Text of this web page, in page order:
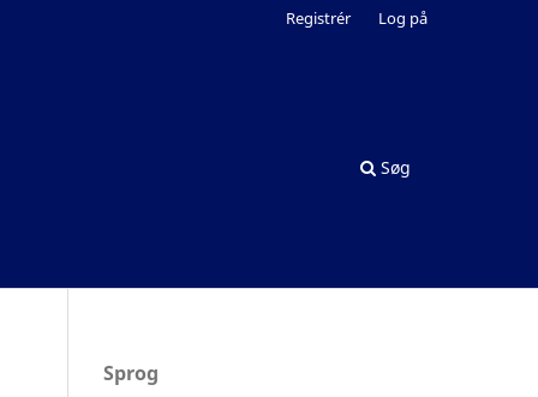
Søg
Registrér Log på
Sprog